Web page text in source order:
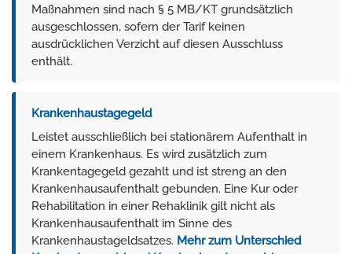
Maßnahmen sind nach § 5 MB/KT grundsätzlich
ausgeschlossen, sofern der Tarif keinen
ausdrücklichen Verzicht auf diesen Ausschluss
enthält.
Krankenhaustagegeld
Leistet ausschließlich bei stationärem Aufenthalt in
einem Krankenhaus. Es wird zusätzlich zum
Krankentagegeld gezahlt und ist streng an den
Krankenhausaufenthalt gebunden. Eine Kur oder
Rehabilitation in einer Rehaklinik gilt nicht als
Krankenhausaufenthalt im Sinne des
Krankenhaustageldsatzes. Mehr zum Unterschied